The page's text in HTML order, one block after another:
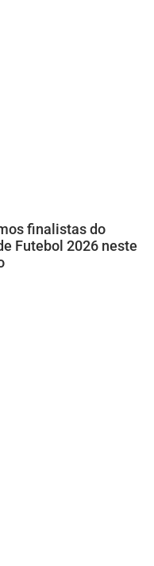
finalistas do
Futebol 2026 neste